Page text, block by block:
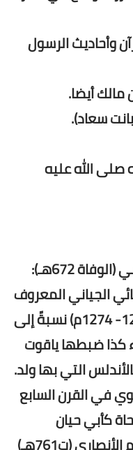
وأحاديث الرسول
أيضا.
سعاد).
الله عليه
672هـ):
الجياني المعروف
بـابن مالك (600 - 672هـ = 1203- 1274م) نسبةً إلى
كذا ضبطها ياقوت
التي بها ولد.
في القرن السابع
كأبي حيان
الأندلسي (ت745هـ) وابن هشام الأنصاري (ت761هـ)